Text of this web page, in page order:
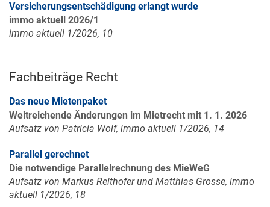
Versicherungsentschädigung erlangt wurde
immo aktuell 2026/1
immo aktuell 1/2026, 10
Fachbeiträge Recht
Das neue Mietenpaket
Weitreichende Änderungen im Mietrecht mit 1. 1. 2026
Aufsatz von Patricia Wolf, immo aktuell 1/2026, 14
Parallel gerechnet
Die notwendige Parallelrechnung des MieWeG
Aufsatz von Markus Reithofer und Matthias Grosse, immo
aktuell 1/2026, 18